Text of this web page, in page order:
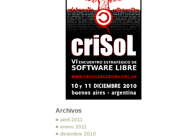
Archivos
abril 2011
enero 2011
diciembre 2010